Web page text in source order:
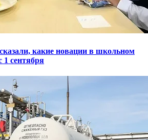
какие новации в школьном
1 сентября